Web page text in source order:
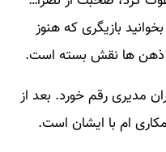
بازیگری که هنوز
ذهن ها نقش بسته است.
مدیری رقم خورد. بعد از